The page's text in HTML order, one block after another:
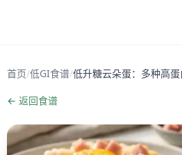
首页/低GI食谱/低升糖云朵蛋：多种高
← 返回食谱